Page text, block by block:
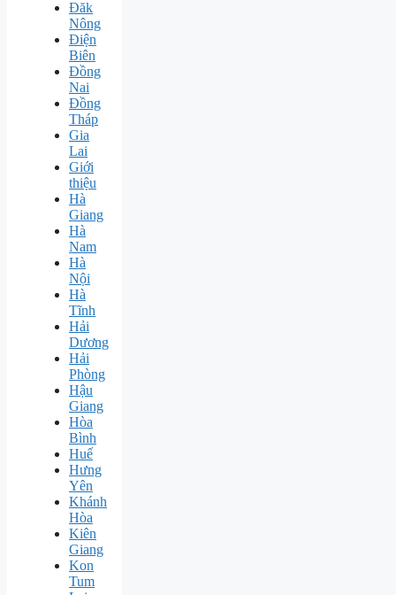
Đăk
Nông
Điện
Biên
Đồng
Nai
Đồng
Tháp
Gia
Lai
Giới
thiệu
Hà
Giang
Hà
Nam
Hà
Nội
Hà
Tĩnh
Hải
Dương
Hải
Phòng
Hậu
Giang
Hòa
Bình
Huế
Hưng
Yên
Khánh
Hòa
Kiên
Giang
Kon
Tum